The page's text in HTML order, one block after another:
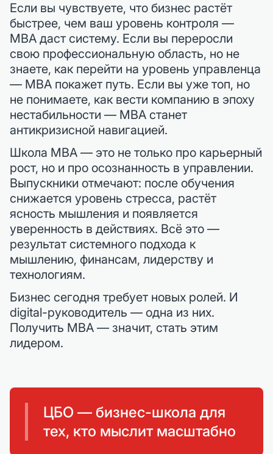
Если вы чувствуете, что бизнес растёт
быстрее, чем ваш уровень контроля —
MBA даст систему. Если вы переросли
свою профессиональную область, но не
знаете, как перейти на уровень управленца
— MBA покажет путь. Если вы уже топ, но
не понимаете, как вести компанию в эпоху
нестабильности — MBA станет
антикризисной навигацией.
Школа MBA — это не только про карьерный
рост, но и про осознанность в управлении.
Выпускники отмечают: после обучения
снижается уровень стресса, растёт
ясность мышления и появляется
уверенность в действиях. Всё это —
результат системного подхода к
мышлению, финансам, лидерству и
технологиям.
Бизнес сегодня требует новых ролей. И
digital-руководитель — одна из них.
Получить MBA — значит, стать этим
лидером.
ЦБО — бизнес-школа для
тех, кто мыслит масштабно